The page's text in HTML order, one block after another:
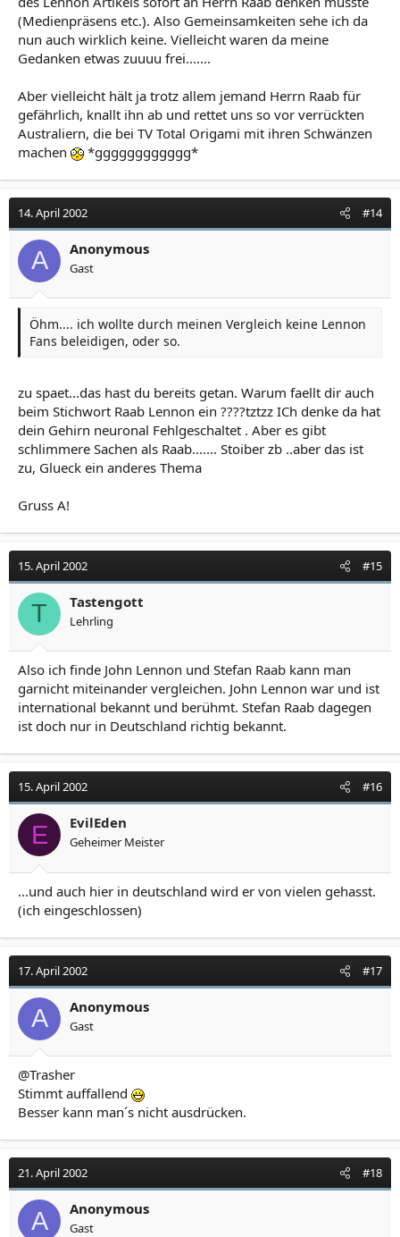
(Medienpräsens etc.). Also Gemeinsamkeiten sehe ich da
nun auch wirklich keine. Vielleicht waren da meine
Gedanken etwas zuuuu frei.......
Aber vielleicht hält ja trotz allem jemand Herrn Raab für
gefährlich, knallt ihn ab und rettet uns so vor verrückten
Australiern, die bei TV Total Origami mit ihren Schwänzen
machen
*gggggggggggg*
14. April 2002 #14
A Anonymous
Gast
Öhm.... ich wollte durch meinen Vergleich keine Lennon
Fans beleidigen, oder so.
zu spaet...das hast du bereits getan. Warum faellt dir auch
beim Stichwort Raab Lennon ein ????tztzz ICh denke da hat
dein Gehirn neuronal Fehlgeschaltet . Aber es gibt
schlimmere Sachen als Raab....... Stoiber zb ..aber das ist
zu, Glueck ein anderes Thema
Gruss A!
15. April 2002 #15
T Tastengott
Lehrling
Also ich finde John Lennon und Stefan Raab kann man
garnicht miteinander vergleichen. John Lennon war und ist
international bekannt und berühmt. Stefan Raab dagegen
ist doch nur in Deutschland richtig bekannt.
15. April 2002 #16
E EvilEden
Geheimer Meister
...und auch hier in deutschland wird er von vielen gehasst.
(ich eingeschlossen)
17. April 2002 #17
A Anonymous
Gast
@Trasher
Stimmt auffallend
Besser kann man´s nicht ausdrücken.
21. April 2002 #18
A Anonymous
Gast